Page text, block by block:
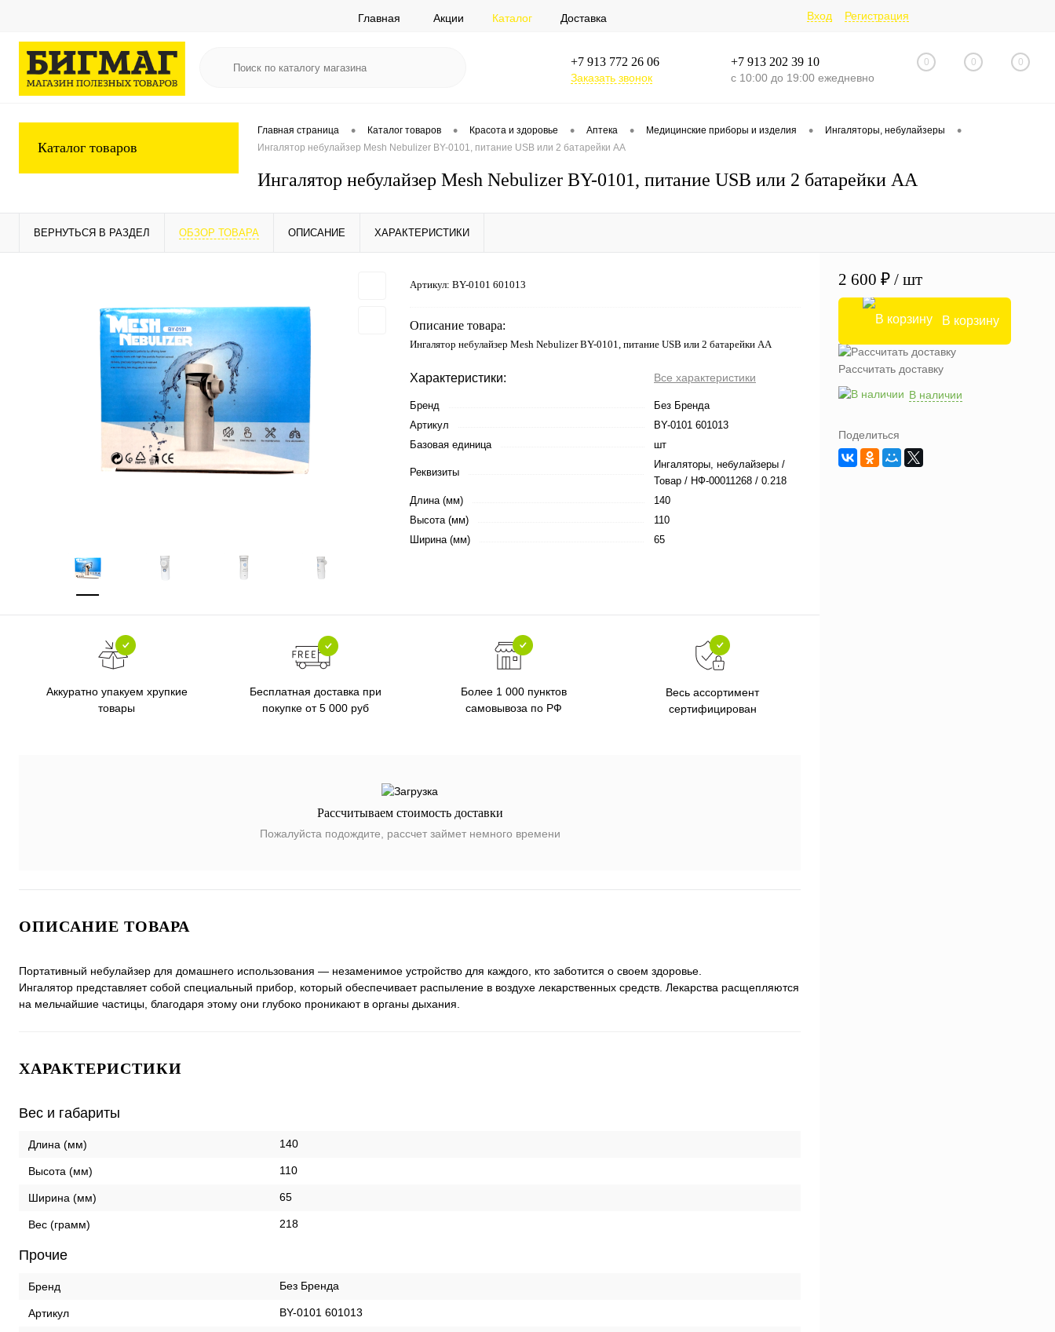
Главная Акции Каталог Доставка Вход Регистрация
+7 913 772 26 06
Заказать звонок
+7 913 202 39 10
с 10:00 до 19:00 ежедневно
0 0 0
Каталог товаров
Главная страница • Каталог товаров • Красота и здоровье • Аптека • Медицинские приборы и изделия • Ингаляторы, небулайзеры •
Ингалятор небулайзер Mesh Nebulizer BY-0101, питание USB или 2 батарейки AA
Ингалятор небулайзер Mesh Nebulizer BY-0101, питание USB или 2 батарейки AA
ВЕРНУТЬСЯ В РАЗДЕЛ ОБЗОР ТОВАРА ОПИСАНИЕ ХАРАКТЕРИСТИКИ
Артикул: BY-0101 601013
Описание товара:
Ингалятор небулайзер Mesh Nebulizer BY-0101, питание USB или 2 батарейки AA
Характеристики: Все характеристики
Бренд
Без Бренда
Артикул
BY-0101 601013
Базовая единица
шт
Реквизиты
Ингаляторы, небулайзеры /
Товар / НФ-00011268 / 0.218
Длина (мм)
140
Высота (мм)
110
Ширина (мм)
65
Аккуратно упакуем хрупкие
товары
Бесплатная доставка при
покупке от 5 000 руб
Более 1 000 пунктов
самовывоза по РФ
Весь ассортимент
сертифицирован
Рассчитываем стоимость доставки
Пожалуйста подождите, рассчет займет немного времени
ОПИСАНИЕ ТОВАРА
Портативный небулайзер для домашнего использования — незаменимое устройство для каждого, кто заботится о своем здоровье.
Ингалятор представляет собой специальный прибор, который обеспечивает распыление в воздухе лекарственных средств. Лекарства расщепляются
на мельчайшие частицы, благодаря этому они глубоко проникают в органы дыхания.
ХАРАКТЕРИСТИКИ
Вес и габариты
Длина (мм) 140
Высота (мм) 110
Ширина (мм) 65
Вес (грамм) 218
Прочие
Бренд Без Бренда
Артикул BY-0101 601013
2 600 ₽ / шт
В корзину
Рассчитать доставку
В наличии
Поделиться